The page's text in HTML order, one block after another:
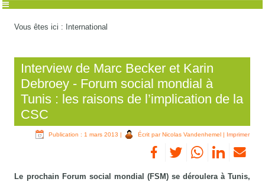
Vous êtes ici : International
Interview de Marc Becker et Karin
Debroey - Forum social mondial à
Tunis : les raisons de l’implication de la
CSC
Publication : 1 mars 2013 | Écrit par Nicolas Vandenhemel | Imprimer
Le prochain Forum social mondial (FSM) se déroulera à Tunis,